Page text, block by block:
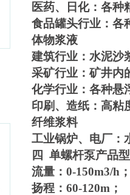
医药、日化：各种
食品罐头行业：各
体物浆液
建筑行业：水泥沙
采矿行业：矿井内
化学行业：各种悬
印刷、造纸：高粘
纤维浆料
工业锅炉、电厂：
四 单螺杆泵产品
流量：0-150m3/h
扬程：60-120m；